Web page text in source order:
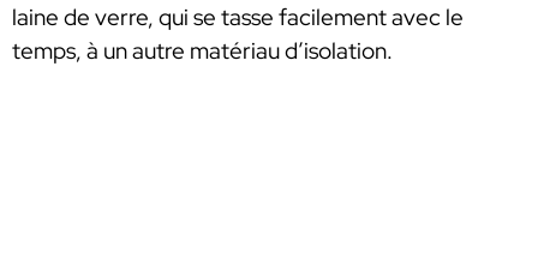
laine de verre, qui se tasse facilement avec le
temps, à un autre matériau d’isolation.